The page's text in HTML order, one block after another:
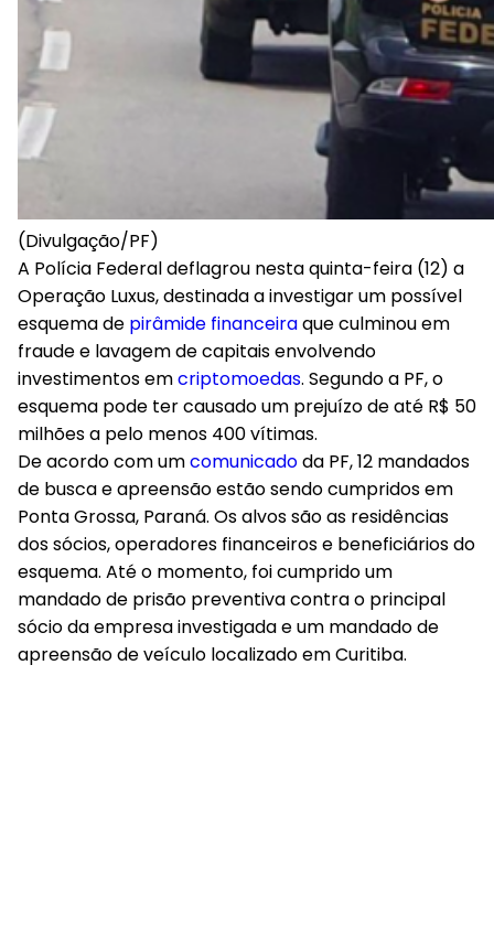
(Divulgação/PF)
A Polícia Federal deflagrou nesta quinta-feira (12) a
Operação Luxus, destinada a investigar um possível
esquema de pirâmide financeiraque culminou em
fraude e lavagem de capitais envolvendo
investimentos emcriptomoedas. Segundo a PF, o
esquema pode ter causado um prejuízo de até R$ 50
milhões a pelo menos 400 vítimas.
De acordo com umcomunicadoda PF, 12 mandados
de busca e apreensão estão sendo cumpridos em
Ponta Grossa, Paraná. Os alvos são as residências
dos sócios, operadores financeiros e beneficiários do
esquema. Até o momento, foi cumprido um
mandado de prisão preventiva contra o principal
sócio da empresa investigada e um mandado de
apreensão de veículo localizado em Curitiba.